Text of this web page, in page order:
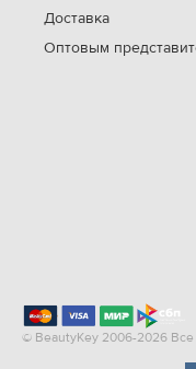
Доставка
Оптовым
© BeautyKey 2006-2026